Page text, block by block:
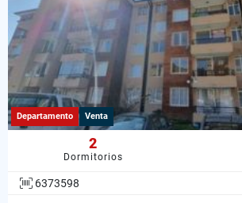
Departamento Venta
2
Dormitorios
6373598